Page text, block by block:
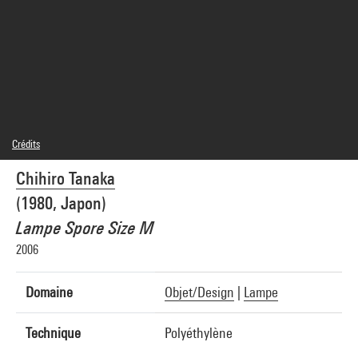
Chihiro Tanaka
(1980, Japon)
Lampe Spore Size M
2006
Domaine Objet/Design Lampe
Technique Polyéthylène
Crédits
© droits réservés
Crédit photographique : Centre Pompidou, MNAM-CCI/Georges Meguerditchian/Dist.
GrandPalaisRmn
Réf. image : 4N41212
Diffusion image :GrandPalaisRmnPhoto